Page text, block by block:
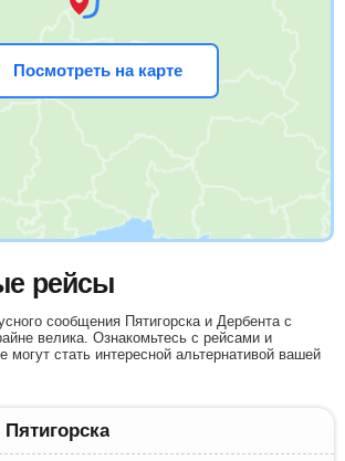
Посмотреть на карте
рейсы
сообщения Пятигорска и Дербента с
велика. Ознакомьтесь с рейсами и
могут стать интересной альтернативой вашей